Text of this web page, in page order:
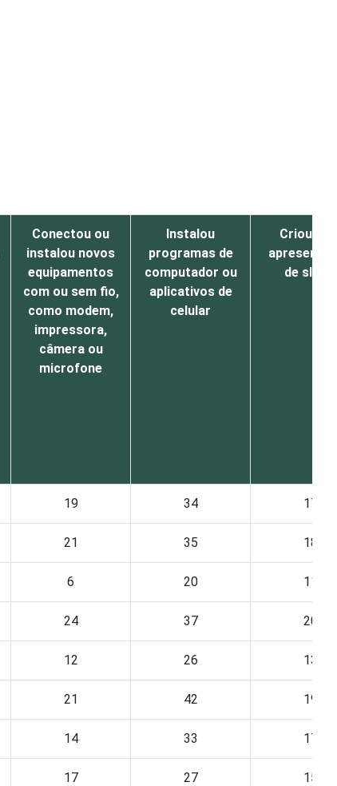
Conectou ou
instalou novos
equipamentos
com ou sem fio,
como modem,
impressora,
câmera ou
microfone
Instalou
programas de
computador ou
aplicativos de
celular
Criou
de slides
19 34 17
21 35 18
6 20 11
24 37 20
12 26 13
21 42 19
14 33 17
17 27 15